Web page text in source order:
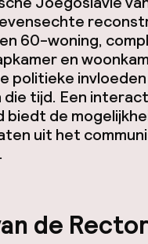
60-woning,
en
politieke
tijd. Een
biedt de
uit het
de Rector